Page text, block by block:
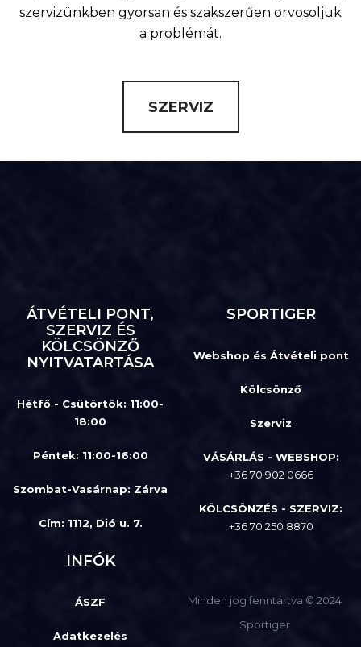
szervizünkben gyorsan és szakszerűen orvosoljuk
a problémát.
SZERVIZ
ÁTVÉTELI PONT,
SZERVIZ ÉS
KÖLCSÖNZŐ
NYITVATARTÁSA
Hétfő - Csütörtök: 11:00-
18:00
Péntek: 11:00-16:00
Szombat-Vasárnap: Zárva
Cím: 1112, Dió u. 7.
SPORTIGER
Webshop és Átvételi pont
Kölcsönző
Szerviz
VÁSÁRLÁS - WEBSHOP:
+36 70 902 0666
KÖLCSÖNZÉS - SZERVIZ:
+36 70 250 8870
INFÓK
ÁSZF
Adatkezelés
Minden jog fenntartva © 2024
Sportiger